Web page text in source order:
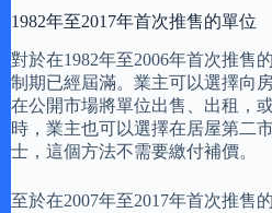
1982年至2017年首次推售的單位
對於在1982年至2006年首次推售
制期已經屆滿。業主可以選擇向
在公開市場將單位出售、出租，
時，業主也可以選擇在居屋第二
士，這個方法不需要繳付補價。
至於在2007年至2017年首次推售